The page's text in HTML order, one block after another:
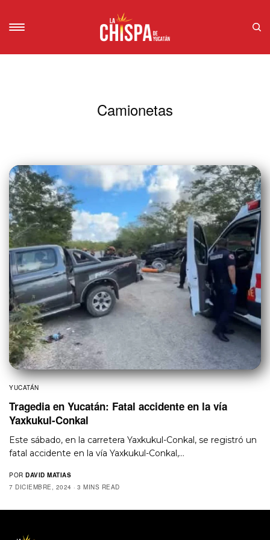
Camionetas
YUCATÁN
Tragedia en Yucatán: Fatal accidente en la vía
Yaxkukul-Conkal
Este sábado, en la carretera Yaxkukul-Conkal, se registró un
fatal accidente en la vía Yaxkukul-Conkal,…
POR DAVID MATIAS
7 DICIEMBRE, 2024
3 MINS READ